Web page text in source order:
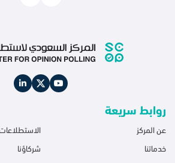
إلى أن المستخدمين قد أصبحوا أكثر
روابط سريعة
عن المركز
خدماتنا شركاؤنا